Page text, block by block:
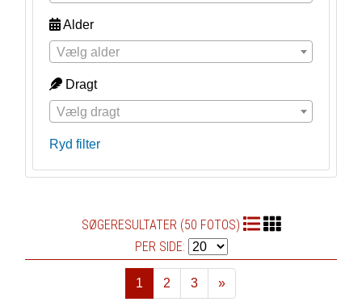
Alder
Vælg alder
Dragt
Vælg dragt
Ryd filter
SØGERESULTATER (50 FOTOS)
PER SIDE:
1 2 3
»
Næste